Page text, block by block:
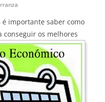
importante saber como
conseguir os melhores